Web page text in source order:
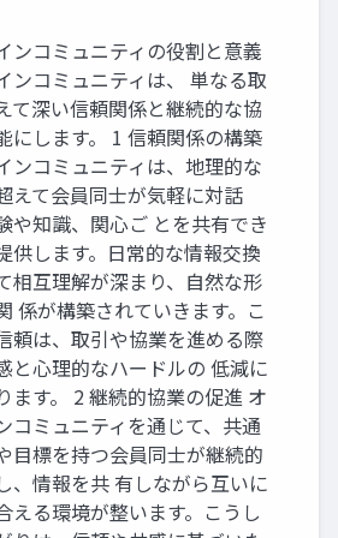
ンコミュニティの役割と意義
ンコミュニティは、 単なる取
て深い信頼関係と継続的な協
にします。 1 信頼関係の構築
ンコミュニティは、地理的な
えて会員同士が気軽に対話
や知識、関心ご とを共有でき
供します。日常的な情報交換
相互理解が深まり、自然な形
係が構築されていきます。こ
頼は、取引や協業を進める際
と心理的なハードルの 低減に
ます。 2 継続的協業の促進 オ
コミュニティを通じて、共通
目標を持つ会員同士が継続的
、情報を共 有しながら互いに
える環境が整います。こうし